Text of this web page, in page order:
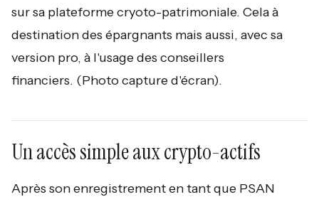
sur sa plateforme cryoto-patrimoniale. Cela à
destination des épargnants mais aussi, avec sa
version pro, à l'usage des conseillers
financiers. (Photo capture d'écran).
Un accès simple aux crypto-actifs
Après son enregistrement en tant que PSAN